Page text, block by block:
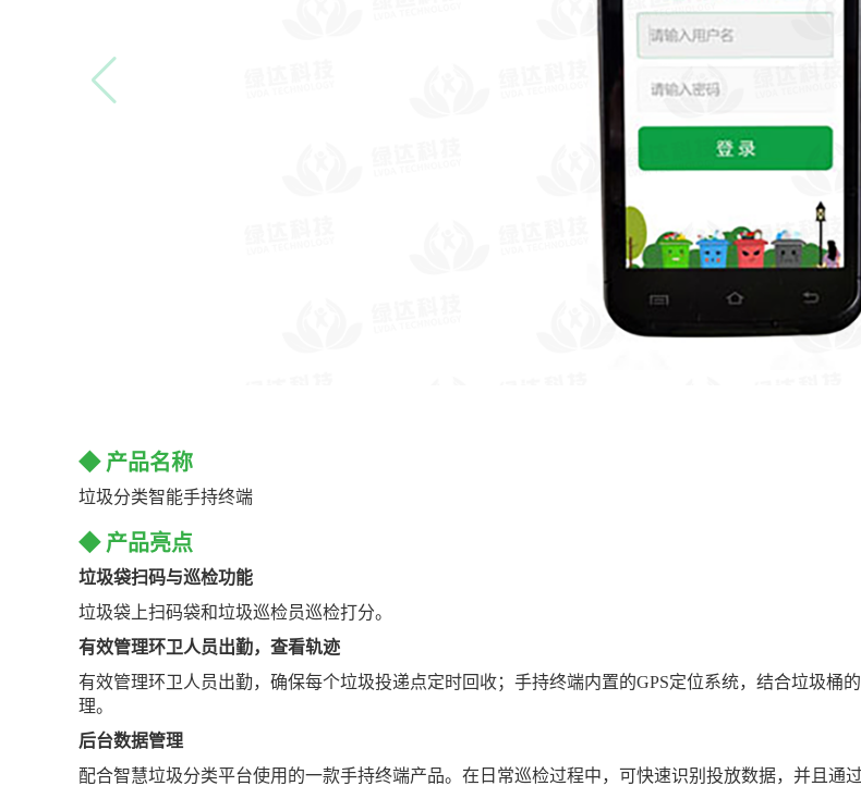
◆ 产品名称
垃圾分类智能手持终端
◆ 产品亮点
垃圾袋扫码与巡检功能
垃圾袋上扫码袋和垃圾巡检员巡检打分。
有效管理环卫人员出勤，查看轨迹
有效管理环卫人员出勤，确保每个垃圾投递点定时回收；手持终端内置的GPS定位系统，结合垃圾桶
理。
后台数据管理
配合智慧垃圾分类平台使用的一款手持终端产品。在日常巡检过程中，可快速识别投放数据，并且通